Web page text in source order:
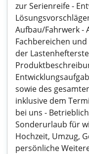
zur Serienreife -
Aufbau/Fahrwerk -
Fachbereichen
der
sowie des
inklusive dem
bei uns -
Sonderurlaub für
Hochzeit, Umzug,
persönliche